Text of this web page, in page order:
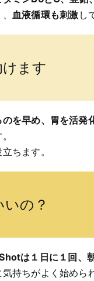
血液循環も刺激 し
ます
を早め、胃を活発
ちます。
の？
は１日に１回、
持ちがよく始めら